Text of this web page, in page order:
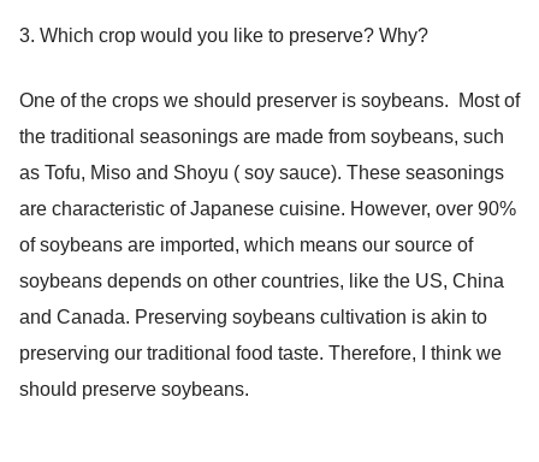
3. Which crop would you like to preserve? Why?
One of the crops we should preserver is soybeans. Most of
the traditional seasonings are made from soybeans, such
as Tofu, Miso and Shoyu ( soy sauce). These seasonings
are characteristic of Japanese cuisine. However, over 90%
of soybeans are imported, which means our source of
soybeans depends on other countries, like the US, China
and Canada. Preserving soybeans cultivation is akin to
preserving our traditional food taste. Therefore, I think we
should preserve soybeans.